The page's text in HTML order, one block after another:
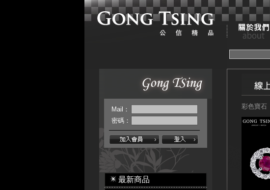
Mail：
密碼：
最新商品
彩色寶石